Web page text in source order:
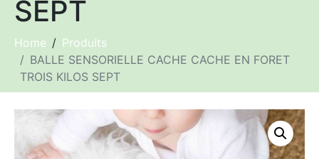
SEPT
Home
Produits
BALLE SENSORIELLE CACHE CACHE EN FORET
TROIS KILOS SEPT